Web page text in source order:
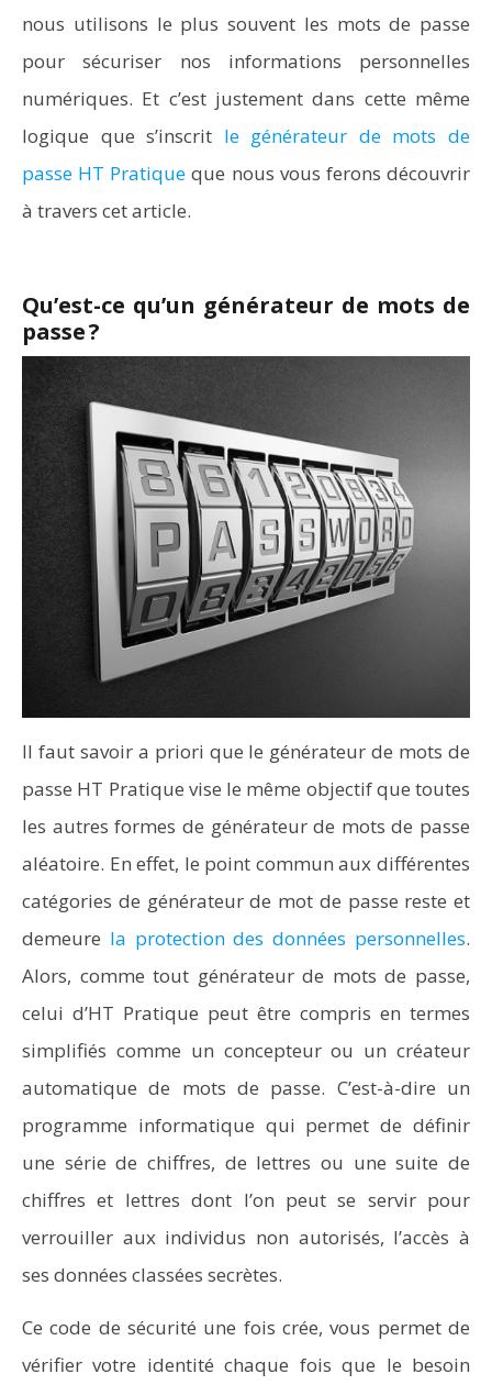
nous utilisons le plus souvent les mots de passe
pour sécuriser nos informations personnelles
numériques. Et c’est justement dans cette même
logique que s’inscrit le générateur de mots de
passe HT Pratique que nous vous ferons découvrir
à travers cet article.
Qu’est-ce qu’un générateur de mots de
passe ?
Il faut savoir a priori que le générateur de mots de
passe HT Pratique vise le même objectif que toutes
les autres formes de générateur de mots de passe
aléatoire. En effet, le point commun aux différentes
catégories de générateur de mot de passe reste et
demeure la protection des données personnelles.
Alors, comme tout générateur de mots de passe,
celui d’HT Pratique peut être compris en termes
simplifiés comme un concepteur ou un créateur
automatique de mots de passe. C’est-à-dire un
programme informatique qui permet de définir
une série de chiffres, de lettres ou une suite de
chiffres et lettres dont l’on peut se servir pour
verrouiller aux individus non autorisés, l’accès à
ses données classées secrètes.
Ce code de sécurité une fois crée, vous permet de
vérifier votre identité chaque fois que le besoin